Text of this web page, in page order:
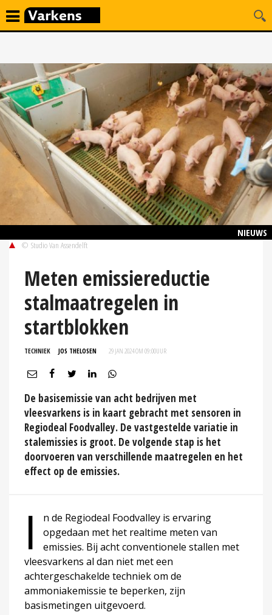
NIEUWS
© Studio Van Assendelft
Meten emissiereductie
stalmaatregelen in
startblokken
TECHNIEK JOS THELOSEN 29 JAN 2024 OM 09:00UUR
De basisemissie van acht bedrijven met
vleesvarkens is in kaart gebracht met sensoren in
Regiodeal Foodvalley. De vastgestelde variatie in
stalemissies is groot. De volgende stap is het
doorvoeren van verschillende maatregelen en het
effect op de emissies.
I
n de Regiodeal Foodvalley is ervaring
opgedaan met het realtime meten van
emissies. Bij acht conventionele stallen met
vleesvarkens al dan niet met een
achtergeschakelde techniek om de
ammoniakemissie te beperken, zijn
basismetingen uitgevoerd.